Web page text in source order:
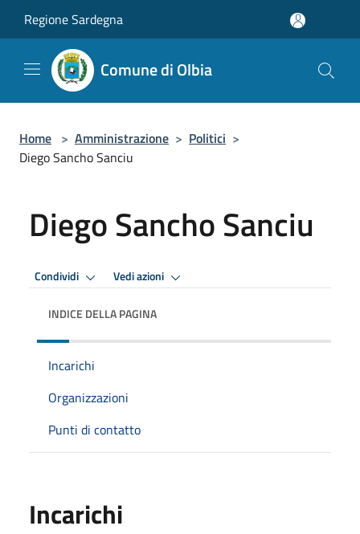
Regione Sardegna
Comune di Olbia
Home > Amministrazione > Politici >
Diego Sancho Sanciu
Diego Sancho Sanciu
Condividi Vedi azioni
INDICE DELLA PAGINA
Incarichi
Organizzazioni
Punti di contatto
Incarichi